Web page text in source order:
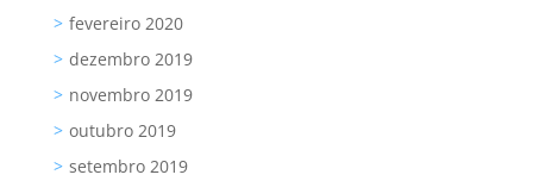
fevereiro 2020
dezembro 2019
novembro 2019
outubro 2019
setembro 2019